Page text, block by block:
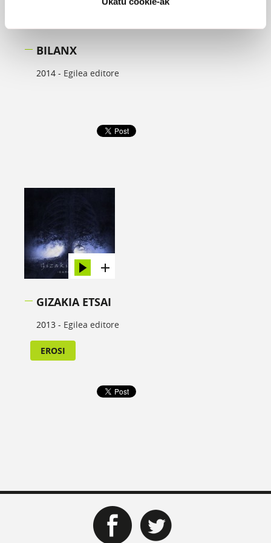
BILANX
2014 - Egilea editore
GIZAKIA ETSAI
2013 - Egilea editore
EROSI